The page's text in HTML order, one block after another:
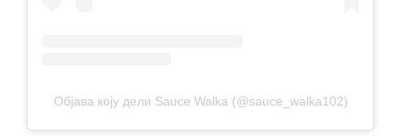
Објава коју дели Sauce Walka (@sauce_walka102)